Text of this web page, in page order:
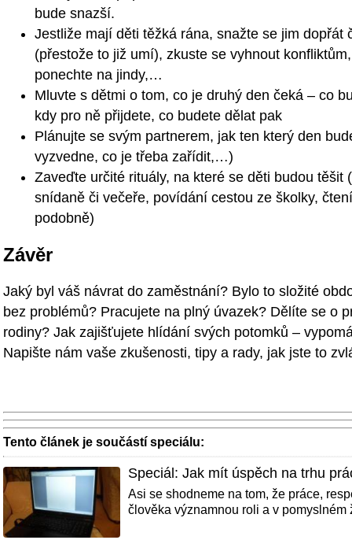
bude snazší.
Jestliže mají děti těžká rána, snažte se jim dopřát
(přestože to již umí), zkuste se vyhnout
ponechte na jindy,…
Mluvte s dětmi o tom, co je druhý den čeká – co
kdy pro ně přijdete, co budete dělat pak
Plánujte se svým partnerem, jak ten který den
vyzvedne, co je třeba zařídit,…)
Zaveďte určité rituály, na které se děti budou
snídaně či večeře, povídání cestou ze školky,
podobně)
Závěr
Jaký byl váš návrat do zaměstnání? Bylo to složité
bez problémů? Pracujete na plný úvazek? Dělíte se o
rodiny? Jak zajišťujete hlídání svých potomků –
Napište nám vaše zkušenosti, tipy a rady, jak jste to
Tento článek je součástí speciálu:
Speciál: Jak mít úspěch na trhu
Asi se shodneme na tom, že práce,
člověka významnou roli a v pomyslném